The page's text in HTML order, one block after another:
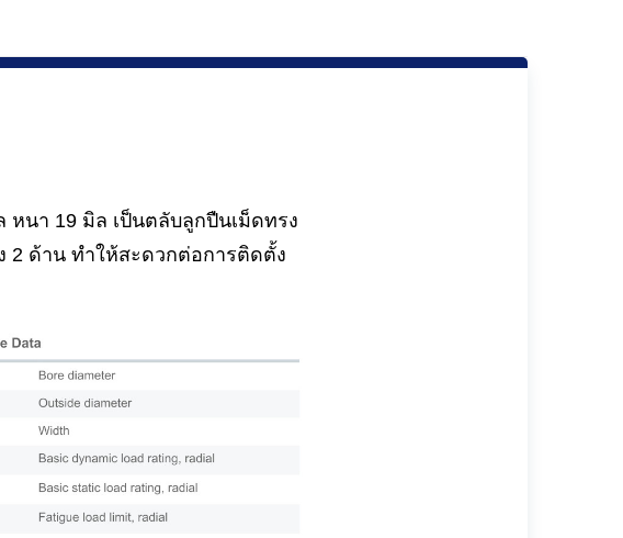
หนา 19 มิล เป็นตลับลูกปืนเม็ดทรง
ด้าน ทำให้สะดวกต่อการติดตั้ง